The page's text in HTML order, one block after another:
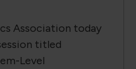
Association today
titled
Level